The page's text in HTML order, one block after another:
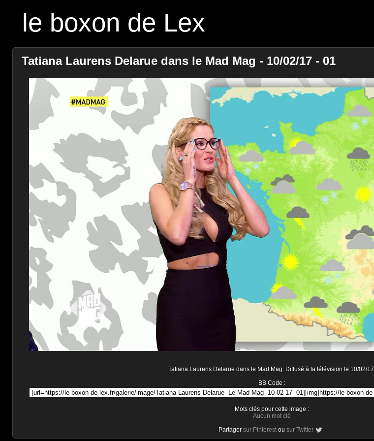
le boxon de Lex
Tatiana Laurens Delarue dans le Mad Mag - 10/02/17 - 01
Tatiana Laurens Delarue dans le Mad Mag. Diffusé à la télévision le 10/02/17.
BB Code :
Mots clés pour cette image :
Aucun mot clé
Partager sur Pinterest ou sur Twitter